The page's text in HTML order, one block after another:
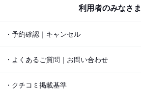
利用者のみなさま
・予約確認｜キャンセル
・よくあるご質問｜お問い合わせ
・クチコミ掲載基準